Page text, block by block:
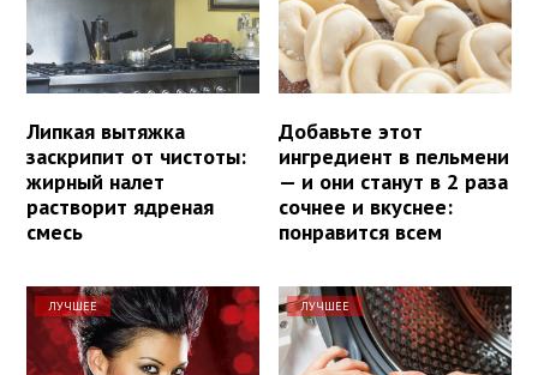
Липкая вытяжка
заскрипит от чистоты:
жирный налет
растворит ядреная
смесь
Добавьте этот
ингредиент в пельмени
— и они станут в 2 раза
сочнее и вкуснее:
понравится всем
ЛУЧШЕЕ ЛУЧШЕЕ